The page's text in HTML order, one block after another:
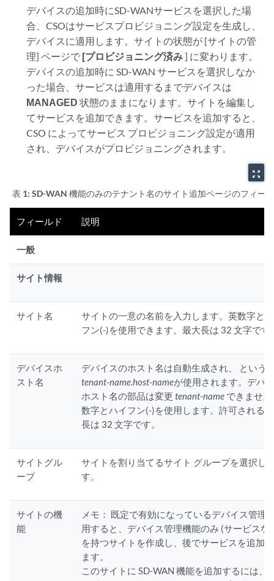
デバイスの追加時にSD-WANサービスを選択した場
合、CSOはサービスプロビジョニング設定を生成し、
デバイスに適用します。サイトの状態が [サイトの管
理] ページで [プロビジョニング済み] に変わります。
デバイスの追加時に SD-WAN サービスを選択しなか
った場合、サービスは適用するまでデバイスは
MANAGED 状態のままになります。サイトを編集し
てサービスを追加できます。サービスを追加すると、
CSO によってサービス プロビジョニング設定が適用
され、デバイスがプロビジョニングされます。
zoom_out_map
表 1: SD-WAN 機能のみのテナント名のサイト追加ページのフィー
フィールド 説明
一般
サイト情報
サイト名
サイトの一意の名前を入力します。英数字と
フン(-)を使用できます。最大長は 32 文字です
デバイスホ
スト名
デバイスのホスト名は自動生成され、 という
tenant-name.host-nameが使用されます。デバ
ホスト名の部品は変更tenant-name できませ
数字とハイフン(-)を使用します。許可される
長は 32 文字です。
サイトグル
ープ
サイトを割り当てるサイト グループを選択し
す。
サイトの機
能
メモ： 既定で有効になっているデバイス管理
用すると、デバイス管理機能のみ (サービスな
を持つサイトを作成し、後でサービスを追加
ます。
このサイトに SD-WAN 機能を追加するには、